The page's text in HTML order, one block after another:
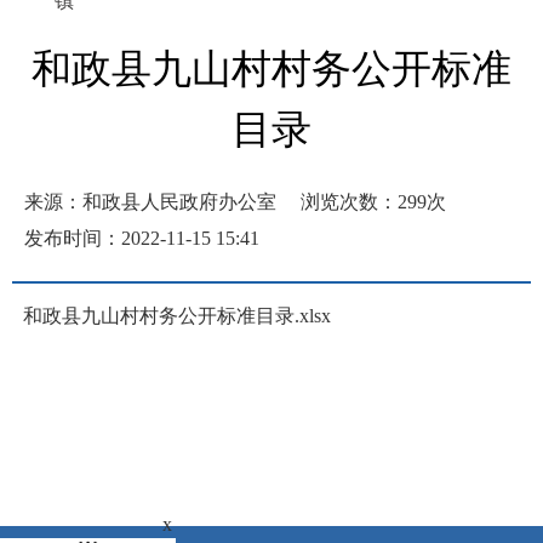
和政县九山村村务公开标准
目录
来源：和政县人民政府办公室 浏览次数： 299次
发布时间：2022-11-15 15:41
和政县九山村村务公开标准目录.xlsx
x